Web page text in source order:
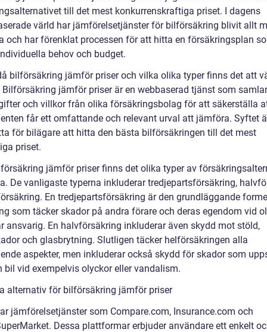
till det mest konkurrenskraftiga priset. I dagens
värld har jämförelsetjänster för bilförsäkring blivit allt
och har förenklat processen för att hitta en försäkringsplan
behov och budget.
bilförsäkring jämför priser och vilka olika typer finns det att
Bilförsäkring jämför priser är en webbaserad tjänst som
och villkor från olika försäkringsbolag för att säkerställa
får ett omfattande och relevant urval att jämföra. Syftet
för bilägare att hitta den bästa bilförsäkringen till det mest
priset.
jämför priser finns det olika typer av
De vanligaste typerna inkluderar tredjepartsförsäkring,
En tredjepartsförsäkring är den grundläggande
som täcker skador på andra förare och deras egendom vid
ansvarig. En halvförsäkring inkluderar även skydd mot stöld,
och glasbrytning. Slutligen täcker helförsäkringen alla
aspekter, men inkluderar också skydd för skador som
bil vid exempelvis olyckor eller vandalism.
alternativ för bilförsäkring jämför priser
jämförelsetjänster som Compare.com, Insurance.com och
Dessa plattformar erbjuder användare ett enkelt